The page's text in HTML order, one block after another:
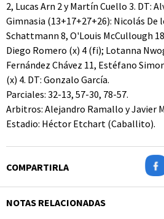
2, Lucas Arn 2 y Martín Cuello 3. DT:
Gimnasia (13+17+27+26): Nicolás De
Schattmann 8, O'Louis McCullough
Diego Romero (x) 4 (fi); Lotanna
Fernández Chávez 11, Estéfano
(x) 4. DT: Gonzalo García.
Parciales: 32-13, 57-30, 78-57.
Arbitros: Alejandro Ramallo y Javier
Estadio: Héctor Etchart (Caballito).
COMPARTIRLA
NOTAS RELACIONADAS